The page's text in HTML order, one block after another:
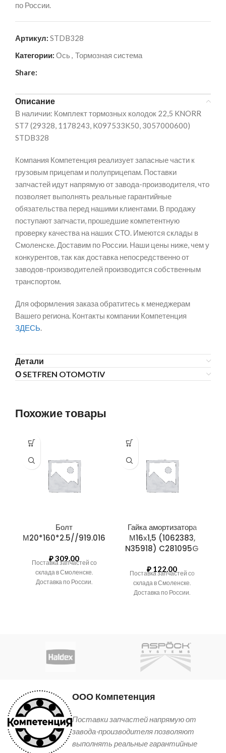
по России.
Артикул: STDB328
Категории: Ось , Тормозная система
Share:
Описание
В наличии: Комплект тормозных колодок 22,5 KNORR
ST7 (29328, 1178243, K097533K50, 3057000600)
STDB328
Компания Компетенция реализует запасные части к
грузовым прицепам и полуприцепам. Поставки
запчастей идут напрямую от завода-производителя, что
позволяет выполнять реальные гарантийные
обязательства перед нашими клиентами. В продажу
поступают запчасти, прошедшие компетентную
проверку качества на наших СТО. Имеются склады в
Смоленске. Доставим по России. Наши цены ниже, чем у
конкурентов, так как доставка непосредственно от
заводов-производителей производится собственным
транспортом.
Для оформления заказа обратитесь к менеджерам
Вашего региона. Контакты компании Компетенция
ЗДЕСЬ.
Детали
О SETFREN OTOMOTIV
Похожие товары
Болт
М20*160*2.5//919.016
₽309.00
Поставка запчастей со
склада в Смоленске.
Доставка по России.
Гайка амортизатора
М16х1,5 (1062383,
N35918) C281095G
₽ 122.00
Поставка запчастей со
склада в Смоленске.
Доставка по России.
ООО Компетенция
Поставки запчастей напрямую от
завода-производителя позволяют
выполнять реальные гарантийные